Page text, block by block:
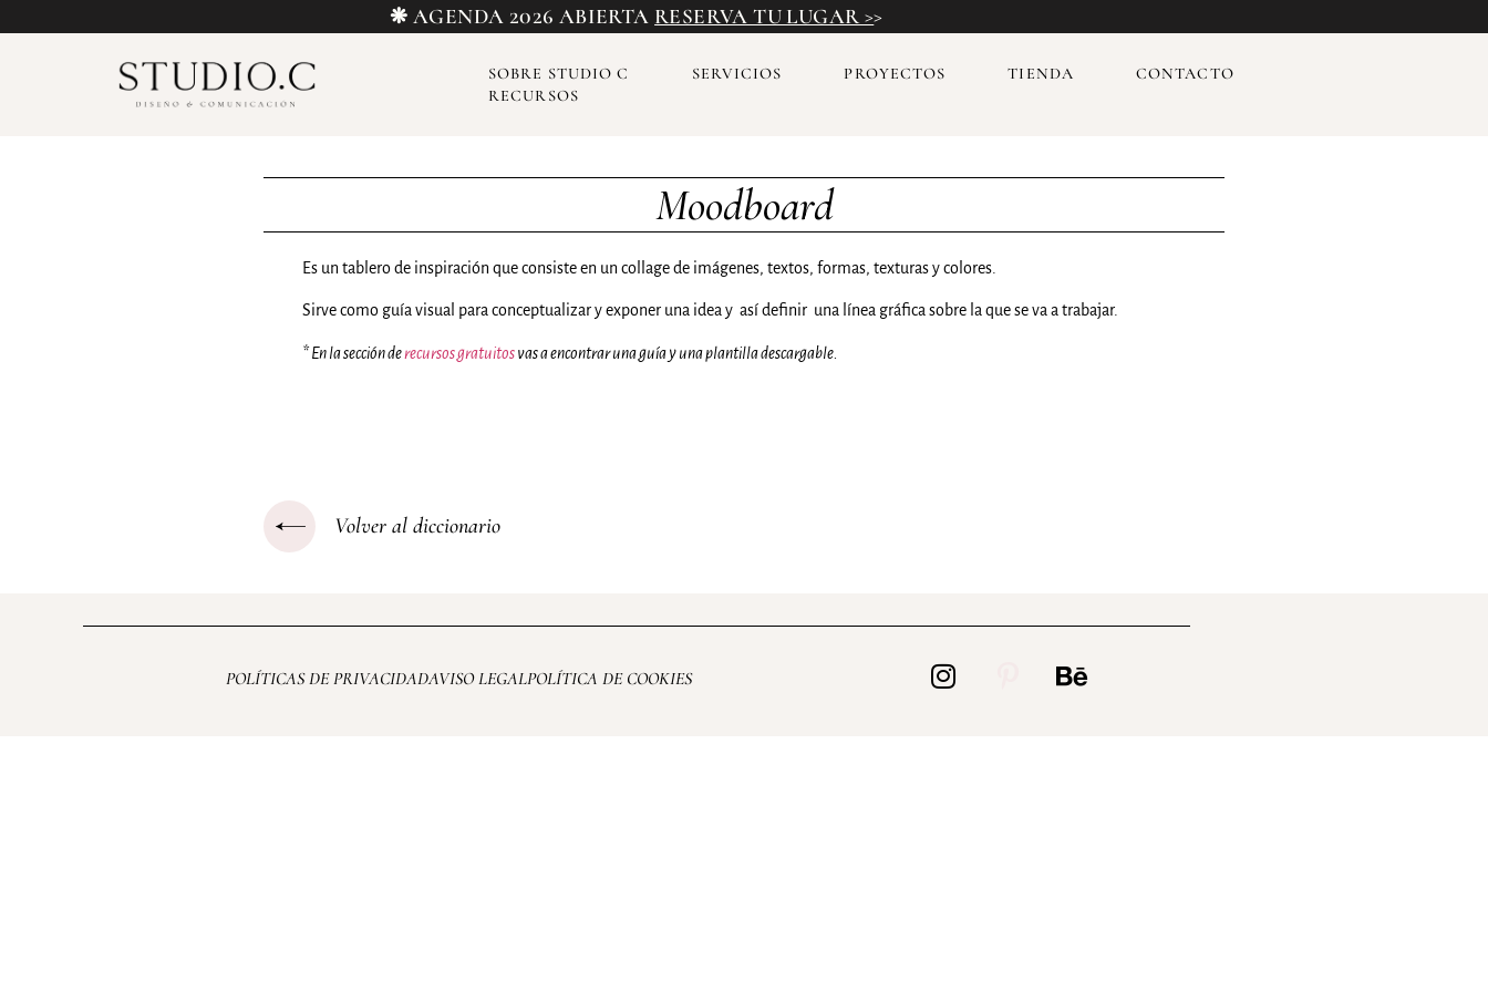
❋ AGENDA 2026 ABIERTA RESERVA TU LUGAR >>
SOBRE STUDIO C SERVICIOS PROYECTOS TIENDA
CONTACTO
RECURSOS
Moodboard
Es un tablero de inspiración que consiste en un collage de imágenes, textos, formas, texturas y colores.
Sirve como guía visual para conceptualizar y exponer una idea y así definir una línea gráfica sobre la que se va a trabajar.
* En la sección derecursos gratuitosvas a encontrar una guía y una plantilla descargable.
Volver al diccionario
POLÍTICAS DE PRIVACIDADAVISO LEGALPOLÍTICA DE COOKIES